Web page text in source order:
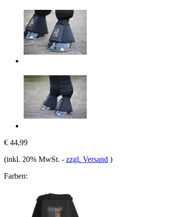
€ 44,99
(inkl. 20% MwSt. - zzgl. Versand )
Farben: